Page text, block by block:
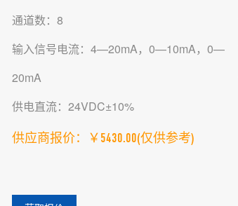
通道数：8
输入信号电流：4—20mA，0—10mA，0—
20mA
供电直流：24VDC±10%
供应商报价：￥5430.00(仅供参考)